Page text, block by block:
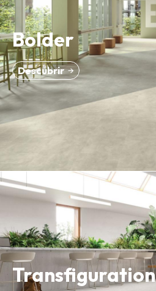
Bolder
Descubrir
Transfiguration